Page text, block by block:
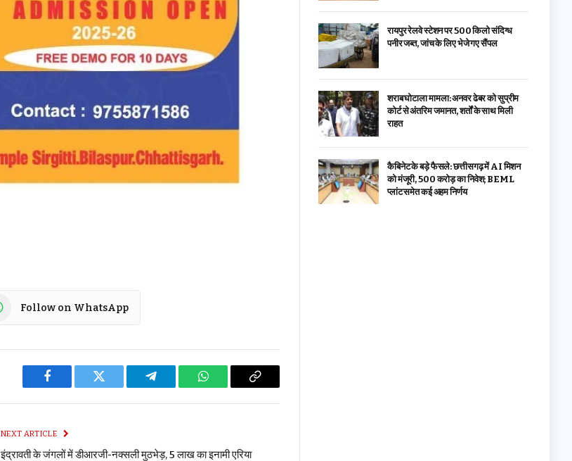
Follow on WhatsApp
Facebook Twitter Telegram WhatsAppCopy
NEXT ARTICLE
इंद्रावती के जंगलों में डीआरजी-नक्सली मुठभेड़, 5 लाख का इनामी एरिया
रायपुर रेलवे स्टेशन पर 500 किलो संदिग्ध
पनीर जब्त, जांच के लिए भेजे गए सैंपल
शराब घोटाला मामला: अनवर ढेबर को सुप्रीम
कोर्ट से अंतरिम जमानत, शर्तों के साथ मिली
राहत
कैबिनेट के बड़े फैसले: छत्तीसगढ़ में AI मिशन
को मंजूरी, 500 करोड़ का निवेश; BEML
प्लांट समेत कई अहम निर्णय